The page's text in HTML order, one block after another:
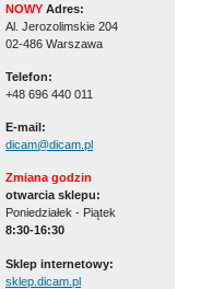
NOWY Adres:
Al. Jerozolimskie 204
02-486 Warszawa
Telefon:
+48 696 440 011
E-mail:
dicam@dicam.pl
Zmiana godzin
otwarcia sklepu:
Poniedziałek - Piątek
8:30-16:30
Sklep internetowy:
sklep.dicam.pl